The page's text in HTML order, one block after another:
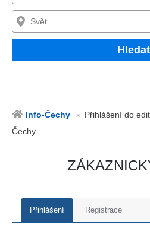
Hledat
Info-Čechy
Přihlášení do
Čechy
Přihlášení Registrace